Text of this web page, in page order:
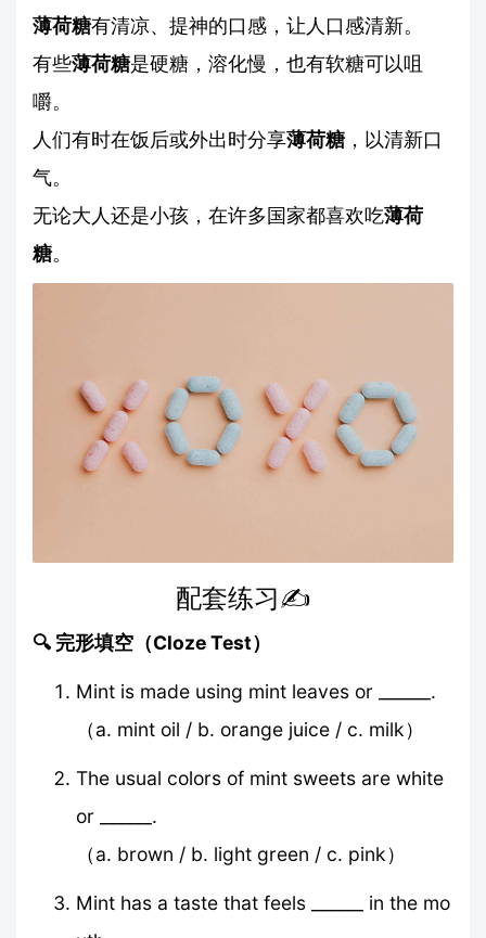
薄荷糖有清凉、提神的口感，让人口感清新。
有些薄荷糖是硬糖，溶化慢，也有软糖可以咀
嚼。
人们有时在饭后或外出时分享薄荷糖，以清新口
气。
无论大人还是小孩，在许多国家都喜欢吃薄荷
糖。
配套练习✍️
🔍 完形填空（Cloze Test）
Mint is made using mint leaves or ______.
（a. mint oil / b. orange juice / c. milk）
The usual colors of mint sweets are white
or ______.
（a. brown / b. light green / c. pink）
Mint has a taste that feels ______ in the mo